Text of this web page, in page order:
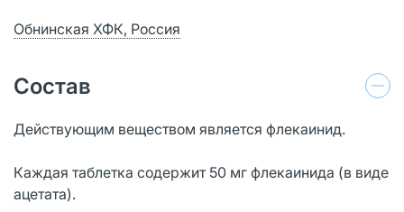
Обнинская ХФК, Россия
Состав
Действующим веществом является флекаинид.
Каждая таблетка содержит 50 мг флекаинида (в виде
ацетата).